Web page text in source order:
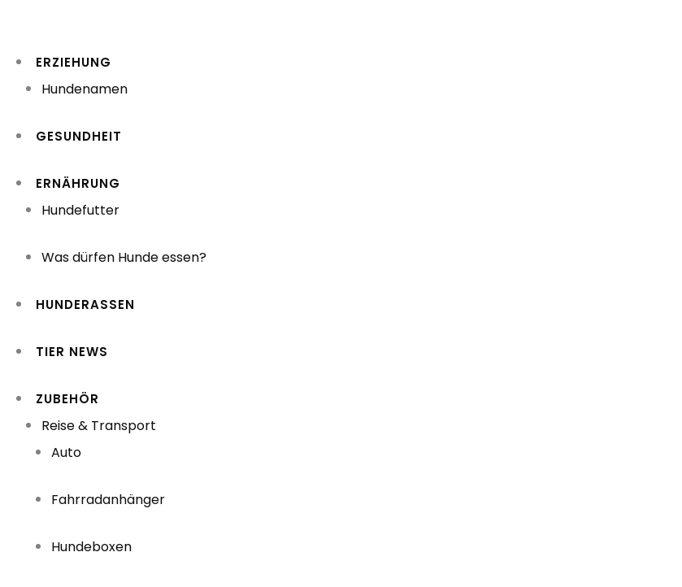
springenERZIEHUNG
Hundenamen
GESUNDHEIT
ERNÄHRUNG
Hundefutter
Was dürfen Hunde essen?
HUNDERASSEN
TIER NEWS
ZUBEHÖR
Reise & Transport
Auto
Fahrradanhänger
Hundeboxen